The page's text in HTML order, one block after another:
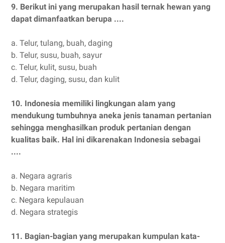
9. Berikut ini yang merupakan hasil ternak hewan yang
dapat dimanfaatkan berupa ....
a. Telur, tulang, buah, daging
b. Telur, susu, buah, sayur
c. Telur, kulit, susu, buah
d. Telur, daging, susu, dan kulit
10. Indonesia memiliki lingkungan alam yang
mendukung tumbuhnya aneka jenis tanaman pertanian
sehingga menghasilkan produk pertanian dengan
kualitas baik. Hal ini dikarenakan Indonesia sebagai
....
a. Negara agraris
b. Negara maritim
c. Negara kepulauan
d. Negara strategis
11. Bagian-bagian yang merupakan kumpulan kata-